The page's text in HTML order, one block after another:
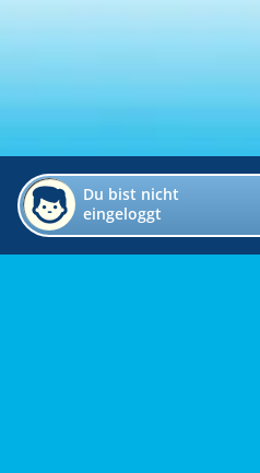
Du bist nicht
eingeloggt